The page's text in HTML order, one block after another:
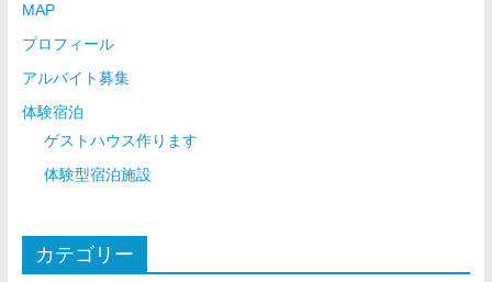
MAP
プロフィール
アルバイト募集
体験宿泊
ゲストハウス作ります
体験型宿泊施設
カテゴリー